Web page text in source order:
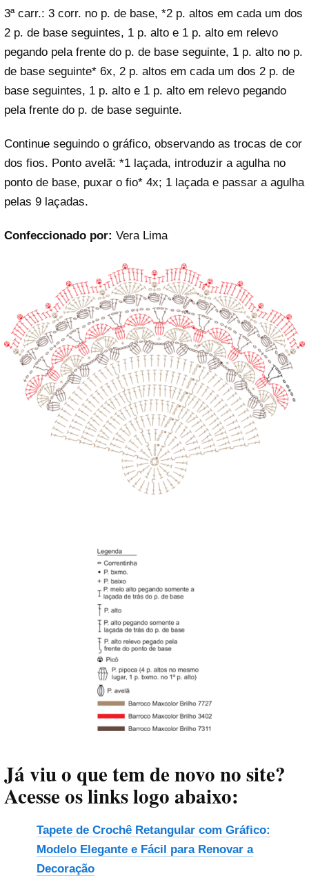
3ª carr.: 3 corr. no p. de base, *2 p. altos em cada um dos
2 p. de base seguintes, 1 p. alto e 1 p. alto em relevo
pegando pela frente do p. de base seguinte, 1 p. alto no p.
de base seguinte* 6x, 2 p. altos em cada um dos 2 p. de
base seguintes, 1 p. alto e 1 p. alto em relevo pegando
pela frente do p. de base seguinte.
Continue seguindo o gráfico, observando as trocas de cor
dos fios. Ponto avelã: *1 laçada, introduzir a agulha no
ponto de base, puxar o fio* 4x; 1 laçada e passar a agulha
pelas 9 laçadas.
Confeccionado por: Vera Lima
Já viu o que tem de novo no site?
Acesse os links logo abaixo:
Tapete de Crochê Retangular com Gráfico:
Modelo Elegante e Fácil para Renovar a
Decoração